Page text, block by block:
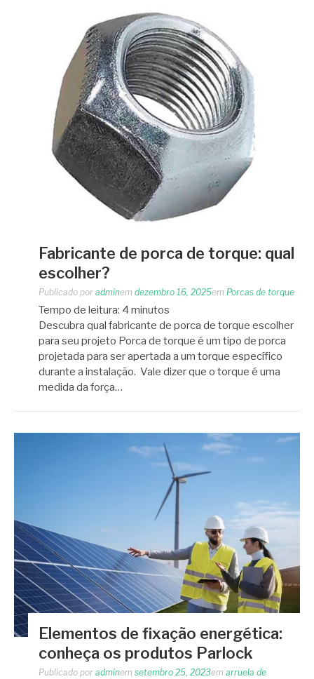
Fabricante de porca de torque: qual
escolher?
Publicado por adminem dezembro 16, 2025em Porcas de torque
Tempo de leitura: 4 minutos
Descubra qual fabricante de porca de torque escolher
para seu projeto Porca de torque é um tipo de porca
projetada para ser apertada a um torque específico
durante a instalação. Vale dizer que o torque é uma
medida da força…
Elementos de fixação energética:
conheça os produtos Parlock
Publicado por adminem setembro 25, 2023em arruela de